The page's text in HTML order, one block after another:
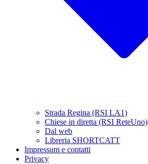
Strada Regina (RSI LA1)
Chiese in diretta (RSI ReteUno)
Dal web
Libreria SHORTCATT
Impressum e contatti
Privacy